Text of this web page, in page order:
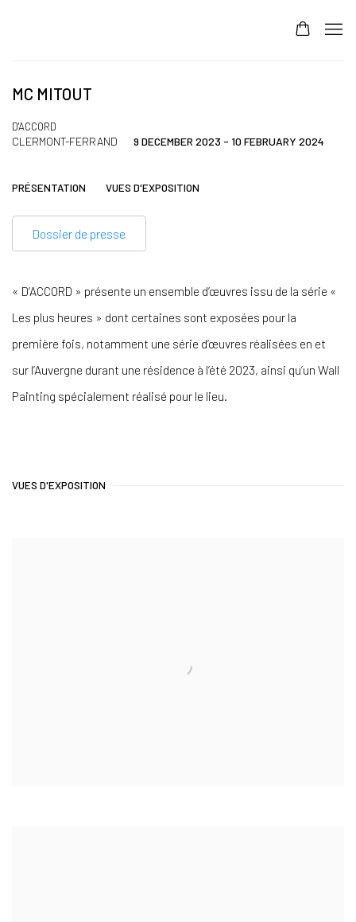
MC MITOUT
D'ACCORD
9 DECEMBER 2023 - 10 FEBRUARY 2024
CLERMONT-FERRAND
PRÉSENTATION VUES D'EXPOSITION
Dossier de presse
« D’ACCORD » présente un ensemble d’œuvres issu de la série «
Les plus heures » dont certaines sont exposées pour la
première fois, notamment une série d’œuvres réalisées en et
sur l’Auvergne durant une résidence à l’été 2023, ainsi qu’un Wall
Painting spécialement réalisé pour le lieu.
VUES D'EXPOSITION